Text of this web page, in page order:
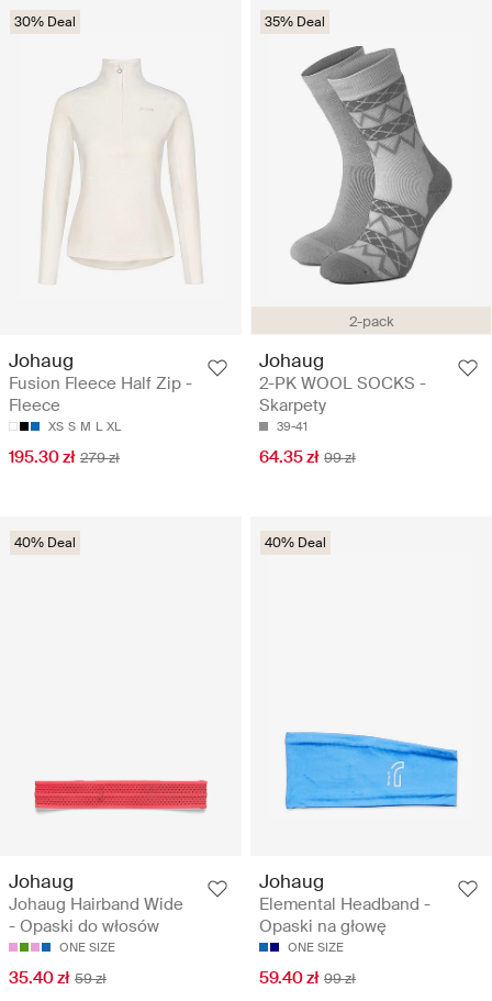
30% Deal
Johaug
Fusion Fleece Half Zip -
Fleece
XS S M L XL
195.30 zł 279 zł
2-pack
35% Deal
Johaug
2-PK WOOL SOCKS -
Skarpety
39-41
64.35 zł 99 zł
40% Deal
Johaug
Johaug Hairband Wide
- Opaski do włosów
ONE SIZE
35.40 zł 59 zł
40% Deal
Johaug
Elemental Headband -
Opaski na głowę
ONE SIZE
59.40 zł 99 zł